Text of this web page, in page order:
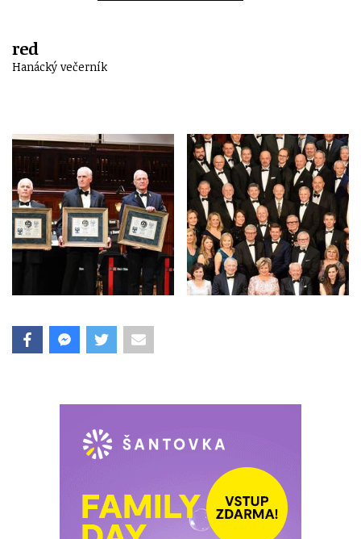
red
Hanácký večerník